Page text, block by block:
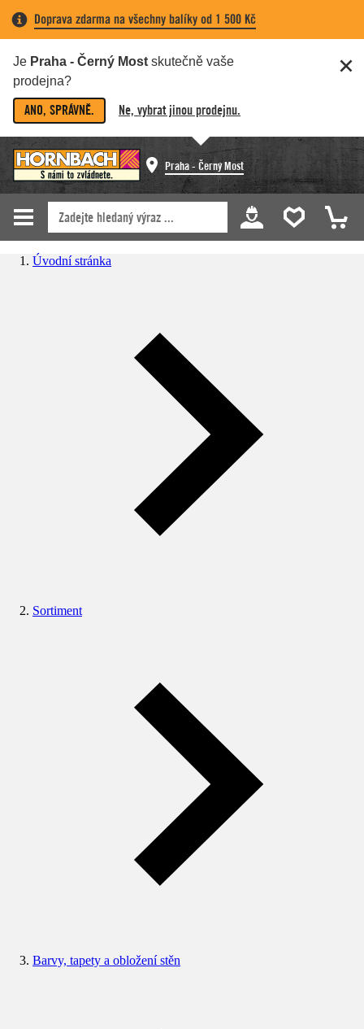
Doprava zdarma na všechny balíky od 1 500 Kč
Je Praha - Černý Most skutečně vaše
prodejna?
ANO, SPRÁVNĚ. Ne, vybrat jinou prodejnu.
Praha - Černý Most
Úvodní stránka
Sortiment
Barvy, tapety a obložení stěn